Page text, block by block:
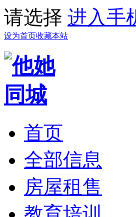
请选择 进入手
设为首页收藏本站
首页
全部信息
房屋租售